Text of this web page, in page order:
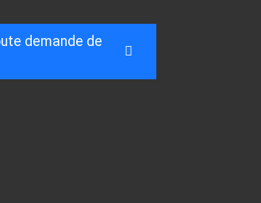
demande de